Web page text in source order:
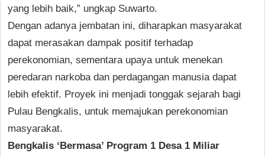
yang lebih baik,” ungkap Suwarto.
Dengan adanya jembatan ini, diharapkan masyarakat
dapat merasakan dampak positif terhadap
perekonomian, sementara upaya untuk menekan
peredaran narkoba dan perdagangan manusia dapat
lebih efektif. Proyek ini menjadi tonggak sejarah bagi
Pulau Bengkalis, untuk memajukan perekonomian
masyarakat.
Bengkalis ‘Bermasa’ Program 1 Desa 1 Miliar